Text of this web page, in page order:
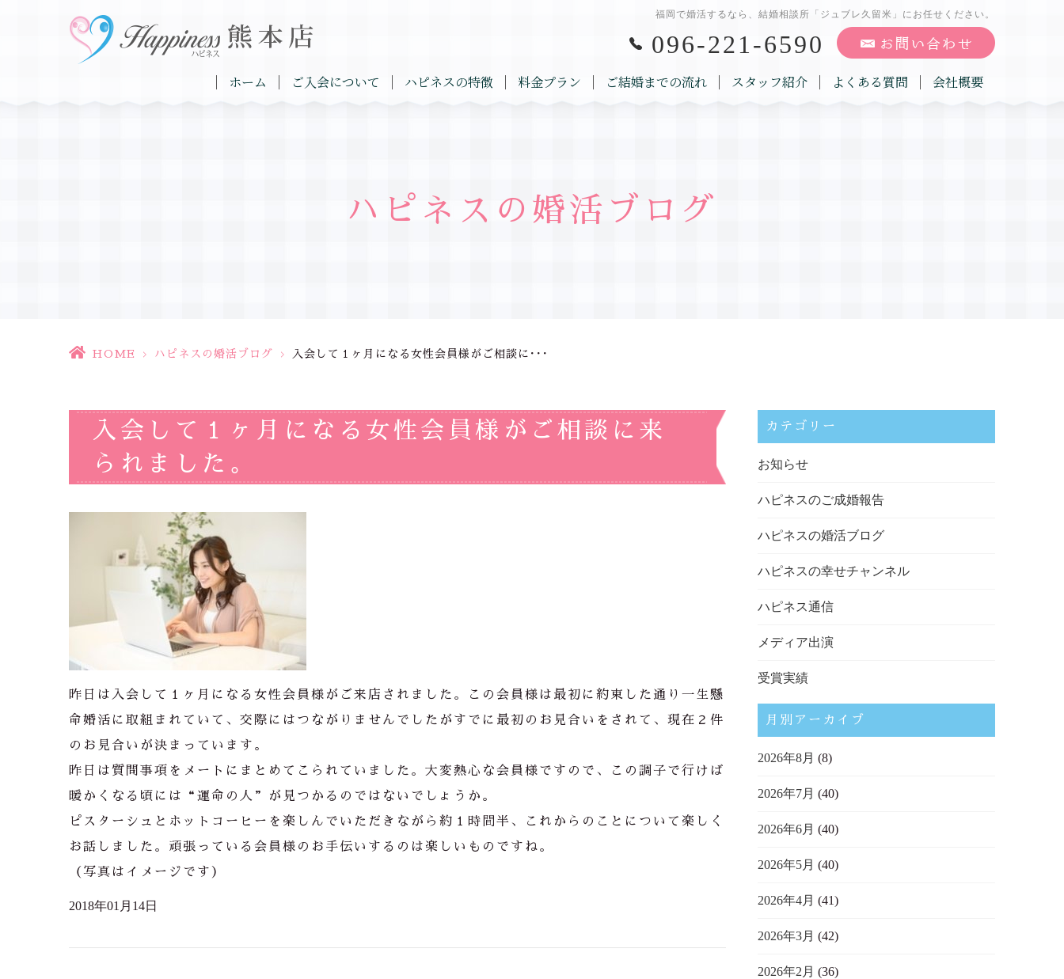
福岡で婚活するなら、結婚相談所「ジュブレ久留米」にお任せください。
096-221-6590
ホーム ご入会について ハピネスの特徴 料金プラン ご結婚までの流れ スタッフ紹介 よくある質問 会社概要
ハピネスの婚活ブログ
HOME > ハピネスの婚活ブログ > 入会して１ヶ月になる女性会員様がご相談に･･･
入会して１ヶ月になる女性会員様がご相談に来
られました。
昨日は入会して１ヶ月になる女性会員様がご来店されました。この会員様は最初に約束した通り一生懸
命婚活に取組まれていて、交際にはつながりませんでしたがすでに最初のお見合いをされて、現在２件
のお見合いが決まっています。
昨日は質問事項をメートにまとめてこられていました。大変熱心な会員様ですので、この調子で行けば
暖かくなる頃には“運命の人”が見つかるのではないでしょうか。
ピスターシュとホットコーヒーを楽しんでいただきながら約１時間半、これからのことについて楽しく
お話しました。頑張っている会員様のお手伝いするのは楽しいものですね。
（写真はイメージです）
2018年01月14日
カテゴリー
お知らせ
ハピネスのご成婚報告
ハピネスの婚活ブログ
ハピネスの幸せチャンネル
ハピネス通信
メディア出演
受賞実績
月別アーカイブ
2026年8月 (8)
2026年7月 (40)
2026年6月 (40)
2026年5月 (40)
2026年4月 (41)
2026年3月 (42)
2026年2月 (36)